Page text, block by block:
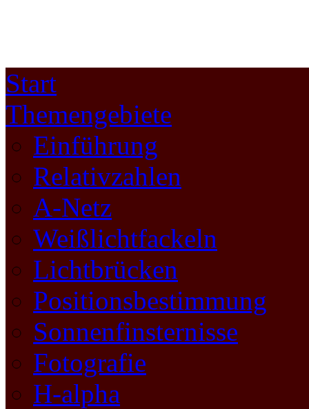
Start
Themengebiete
Einführung
Relativzahlen
A-Netz
Weißlichtfackeln
Lichtbrücken
Positionsbestimmung
Sonnenfinsternisse
Fotografie
H-alpha